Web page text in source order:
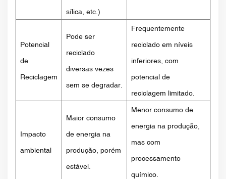
sílica, etc.)
Potencial
de
Reciclagem
Pode ser
reciclado
diversas vezes
sem se degradar.
Frequentemente
reciclado em níveis
inferiores, com
potencial de
reciclagem limitado.
Impacto
ambiental
Maior consumo
de energia na
produção, porém
estável.
Menor consumo de
energia na produção,
mas com
processamento
químico.